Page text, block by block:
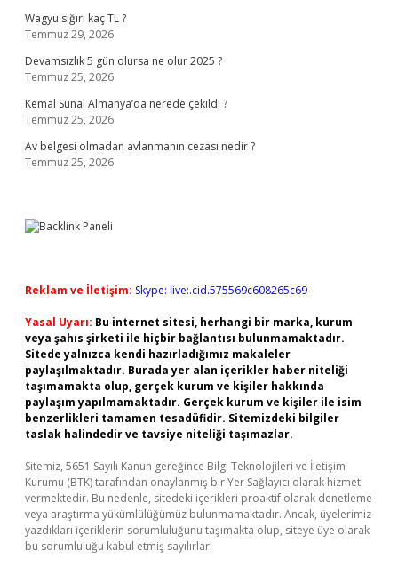
Wagyu sığırı kaç TL ?
Temmuz 29, 2026
Devamsızlık 5 gün olursa ne olur 2025 ?
Temmuz 25, 2026
Kemal Sunal Almanya’da nerede çekildi ?
Temmuz 25, 2026
Av belgesi olmadan avlanmanın cezası nedir ?
Temmuz 25, 2026
Reklam ve İletişim: Skype: live:.cid.575569c608265c69
Yasal Uyarı: Bu internet sitesi, herhangi bir marka, kurum
veya şahıs şirketi ile hiçbir bağlantısı bulunmamaktadır.
Sitede yalnızca kendi hazırladığımız makaleler
paylaşılmaktadır. Burada yer alan içerikler haber niteliği
taşımamakta olup, gerçek kurum ve kişiler hakkında
paylaşım yapılmamaktadır. Gerçek kurum ve kişiler ile isim
benzerlikleri tamamen tesadüfidir. Sitemizdeki bilgiler
taslak halindedir ve tavsiye niteliği taşımazlar.
Sitemiz, 5651 Sayılı Kanun gereğince Bilgi Teknolojileri ve İletişim
Kurumu (BTK) tarafından onaylanmış bir Yer Sağlayıcı olarak hizmet
vermektedir. Bu nedenle, sitedeki içerikleri proaktif olarak denetleme
veya araştırma yükümlülüğümüz bulunmamaktadır. Ancak, üyelerimiz
yazdıkları içeriklerin sorumluluğunu taşımakta olup, siteye üye olarak
bu sorumluluğu kabul etmiş sayılırlar.